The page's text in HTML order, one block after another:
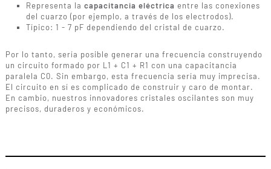
Representa la capacitancia eléctrica entre las conexiones
del cuarzo (por ejemplo, a través de los electrodos).
Típico: 1 - 7 pF dependiendo del cristal de cuarzo.
Por lo tanto, sería posible generar una frecuencia construyendo
un circuito formado por L1 + C1 + R1 con una capacitancia
paralela C0. Sin embargo, esta frecuencia sería muy imprecisa.
El circuito en sí es complicado de construir y caro de montar.
En cambio, nuestros innovadores cristales oscilantes son muy
precisos, duraderos y económicos.